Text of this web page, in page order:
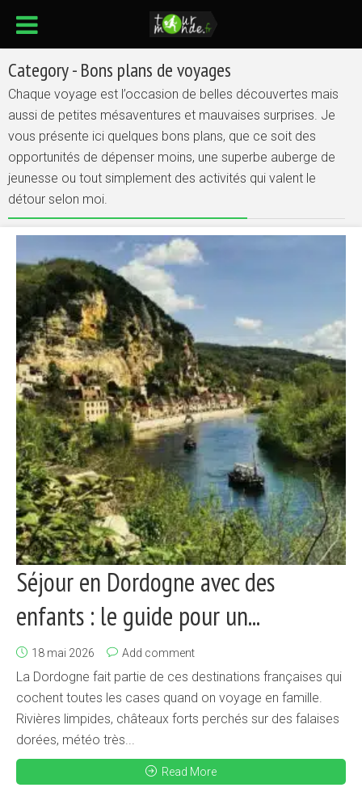
Category - Bons plans de voyages
Chaque voyage est l’occasion de belles découvertes mais
aussi de petites mésaventures et mauvaises surprises. Je
vous présente ici quelques bons plans, que ce soit des
opportunités de dépenser moins, une superbe auberge de
jeunesse ou tout simplement des activités qui valent le
détour selon moi.
Séjour en Dordogne avec des
enfants : le guide pour un...
18 mai 2026 Add comment
La Dordogne fait partie de ces destinations françaises qui
cochent toutes les cases quand on voyage en famille.
Rivières limpides, châteaux forts perchés sur des falaises
dorées, météo très...
Read More